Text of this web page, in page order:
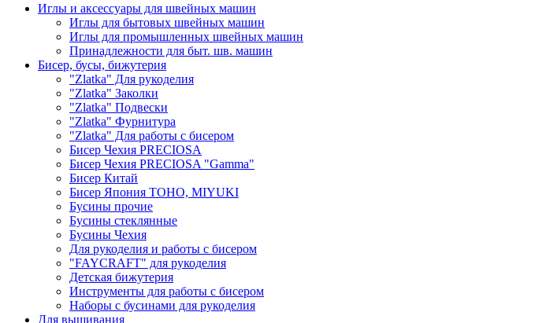
Иглы и аксессуары для швейных машин
Иглы для бытовых швейных машин
Иглы для промышленных швейных машин
Принадлежности для быт. шв. машин
Бисер, бусы, бижутерия
"Zlatka" Для рукоделия
"Zlatka" Заколки
"Zlatka" Подвески
"Zlatka" Фурнитура
"Zlatka" Для работы с бисером
Бисер Чехия PRECIOSA
Бисер Чехия PRECIOSA "Gamma"
Бисер Китай
Бисер Япония TOHO, MIYUKI
Бусины прочие
Бусины стеклянные
Бусины Чехия
Для рукоделия и работы с бисером
"FAYCRAFT" для рукоделия
Детская бижутерия
Инструменты для работы с бисером
Наборы с бусинами для рукоделия
Для вышивания